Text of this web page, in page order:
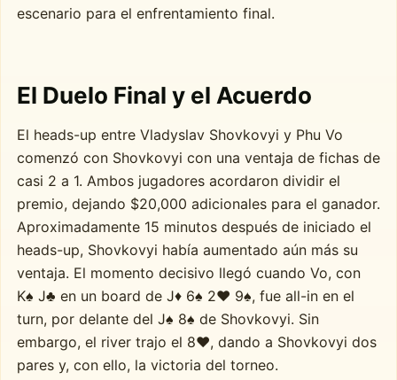
escenario para el enfrentamiento final.
El Duelo Final y el Acuerdo
El heads-up entre Vladyslav Shovkovyi y Phu Vo
comenzó con Shovkovyi con una ventaja de fichas de
casi 2 a 1. Ambos jugadores acordaron dividir el
premio, dejando $20,000 adicionales para el ganador.
Aproximadamente 15 minutos después de iniciado el
heads-up, Shovkovyi había aumentado aún más su
ventaja. El momento decisivo llegó cuando Vo, con
K♠ J♣ en un board de J♦ 6♠ 2♥ 9♠, fue all-in en el
turn, por delante del J♠ 8♠ de Shovkovyi. Sin
embargo, el river trajo el 8♥, dando a Shovkovyi dos
pares y, con ello, la victoria del torneo.